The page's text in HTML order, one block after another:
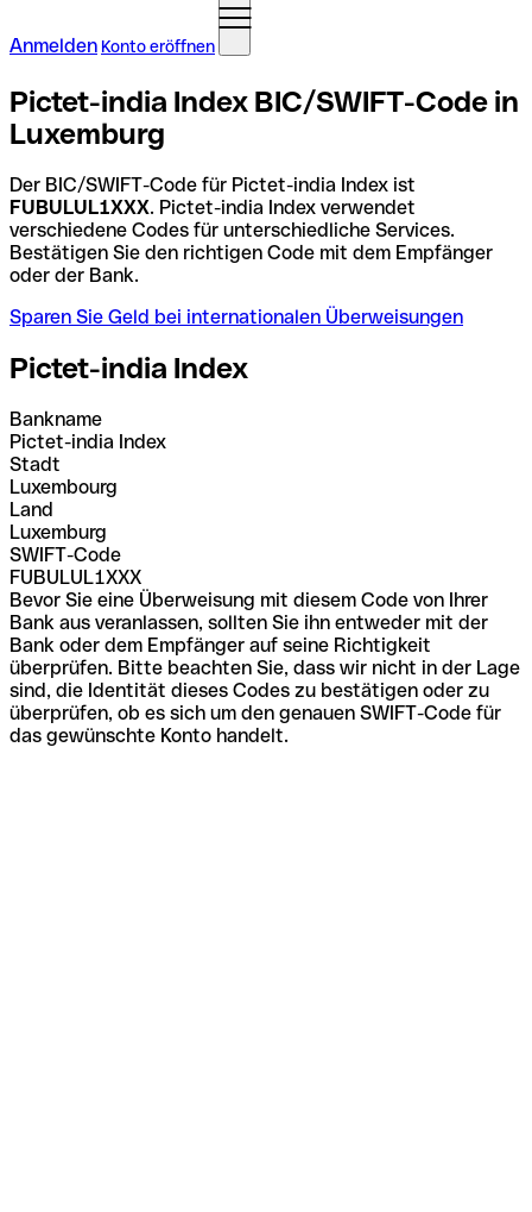
Anmelden Konto eröffnen
Pictet-india Index BIC/SWIFT-Code in
Luxemburg
Der BIC/SWIFT-Code für Pictet-india Index ist
FUBULUL1XXX. Pictet-india Index verwendet
verschiedene Codes für unterschiedliche Services.
Bestätigen Sie den richtigen Code mit dem Empfänger
oder der Bank.
Sparen Sie Geld bei internationalen Überweisungen
Pictet-india Index
Bankname
Pictet-india Index
Stadt
Luxembourg
Land
Luxemburg
SWIFT-Code
FUBULUL1XXX
Bevor Sie eine Überweisung mit diesem Code von Ihrer
Bank aus veranlassen, sollten Sie ihn entweder mit der
Bank oder dem Empfänger auf seine Richtigkeit
überprüfen. Bitte beachten Sie, dass wir nicht in der Lage
sind, die Identität dieses Codes zu bestätigen oder zu
überprüfen, ob es sich um den genauen SWIFT-Code für
das gewünschte Konto handelt.